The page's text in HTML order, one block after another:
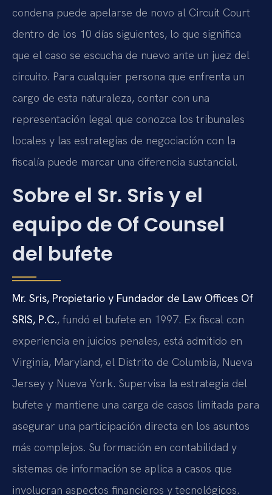
condena puede apelarse de novo al Circuit Court
dentro de los 10 días siguientes, lo que significa
que el caso se escucha de nuevo ante un juez del
circuito. Para cualquier persona que enfrenta un
cargo de esta naturaleza, contar con una
representación legal que conozca los tribunales
locales y las estrategias de negociación con la
fiscalía puede marcar una diferencia sustancial.
Sobre el Sr. Sris y el
equipo de Of Counsel
del bufete
Mr. Sris, Propietario y Fundador de Law Offices Of
SRIS, P.C., fundó el bufete en 1997. Ex fiscal con
experiencia en juicios penales, está admitido en
Virginia, Maryland, el Distrito de Columbia, Nueva
Jersey y Nueva York. Supervisa la estrategia del
bufete y mantiene una carga de casos limitada para
asegurar una participación directa en los asuntos
más complejos. Su formación en contabilidad y
sistemas de información se aplica a casos que
involucran aspectos financieros y tecnológicos.